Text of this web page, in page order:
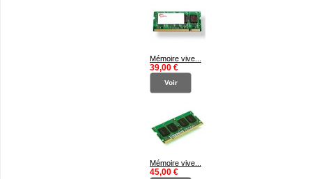
Mémoire vive...
39,00 €
Voir
Mémoire vive...
45,00 €